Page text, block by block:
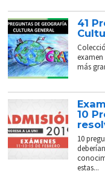
41
más
10
10
estas...